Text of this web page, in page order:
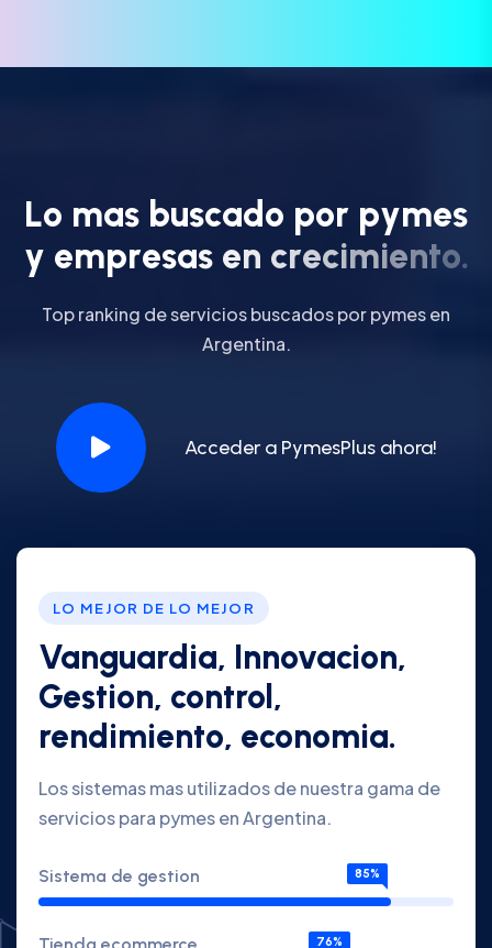
Lo mas buscado por pymes
y empresas en crecimiento.
Top ranking de servicios buscados por pymes en
Argentina.
Acceder a PymesPlus ahora!
LO MEJOR DE LO MEJOR
Vanguardia, Innovacion,
Gestion, control,
rendimiento, economia.
Los sistemas mas utilizados de nuestra gama de
servicios para pymes en Argentina.
Sistema de gestion 85%
76%